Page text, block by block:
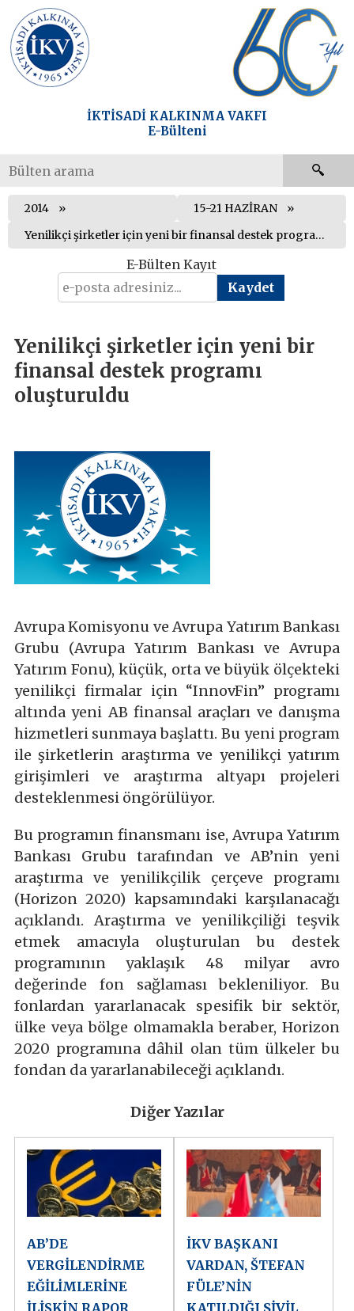
İKTİSADİ KALKINMA VAKFI
E-Bülteni
2014
15-21 HAZİRAN
Yenilikçi şirketler için yeni bir finansal destek programı oluşturuldu
E-Bülten Kayıt
Yenilikçi şirketler için yeni bir
finansal destek programı
oluşturuldu
Avrupa Komisyonu ve Avrupa Yatırım Bankası
Grubu (Avrupa Yatırım Bankası ve Avrupa
Yatırım Fonu), küçük, orta ve büyük ölçekteki
yenilikçi firmalar için “InnovFin” programı
altında yeni AB finansal araçları ve danışma
hizmetleri sunmaya başlattı. Bu yeni program
ile şirketlerin araştırma ve yenilikçi yatırım
girişimleri ve araştırma altyapı projeleri
desteklenmesi öngörülüyor.
Bu programın finansmanı ise, Avrupa Yatırım
Bankası Grubu tarafından ve AB’nin yeni
araştırma ve yenilikçilik çerçeve programı
(Horizon 2020) kapsamındaki karşılanacağı
açıklandı. Araştırma ve yenilikçiliği teşvik
etmek amacıyla oluşturulan bu destek
programının yaklaşık 48 milyar avro
değerinde fon sağlaması bekleniliyor. Bu
fonlardan yararlanacak spesifik bir sektör,
ülke veya bölge olmamakla beraber, Horizon
2020 programına dâhil olan tüm ülkeler bu
fondan da yararlanabileceği açıklandı.
Diğer Yazılar
AB’DE
VERGİLENDİRME
EĞİLİMLERİNE
İKV BAŞKANI
VARDAN, ŠTEFAN
FÜLE’NİN